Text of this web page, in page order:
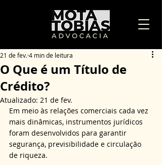
O Que é um Título de
Crédito?
21 de fev.4 min de leitura
Atualizado: 21 de fev.
Em meio às relações comerciais cada vez
mais dinâmicas, instrumentos jurídicos
foram desenvolvidos para garantir
segurança, previsibilidade e circulação
de riqueza.